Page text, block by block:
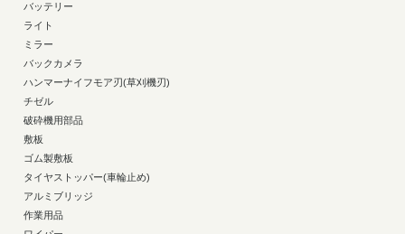
バッテリー
ライト
ミラー
バックカメラ
ハンマーナイフモア刃(草刈機刃)
チゼル
破砕機用部品
敷板
ゴム製敷板
タイヤストッパー(車輪止め)
アルミブリッジ
作業用品